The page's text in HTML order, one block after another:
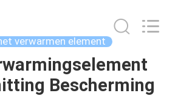
verwarmen element
Bescherming